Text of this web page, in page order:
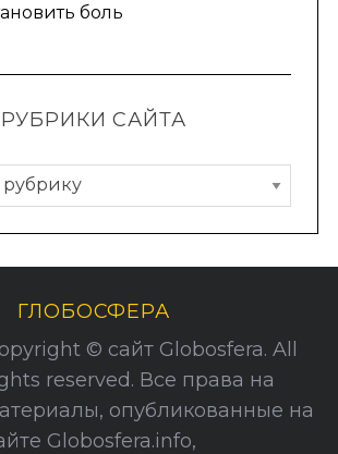
боль
РУБРИКИ САЙТА
ГЛОБОСФЕРА
© сайт Globosfera. All
reserved. Все права на
опубликованные на
Globosfera.info,